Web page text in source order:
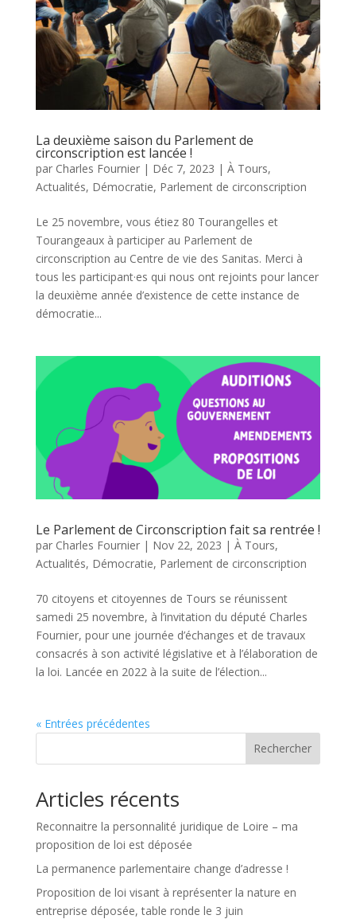
La deuxième saison du Parlement de
circonscription est lancée !
par Charles Fournier| Déc 7, 2023 | À Tours,
Actualités, Démocratie, Parlement de circonscription
Le 25 novembre, vous étiez 80 Tourangelles et
Tourangeaux à participer au Parlement de
circonscription au Centre de vie des Sanitas. Merci à
tous les participant·es qui nous ont rejoints pour lancer
la deuxième année d’existence de cette instance de
démocratie...
Le Parlement de Circonscription fait sa rentrée !
par Charles Fournier| Nov 22, 2023 | À Tours,
Actualités, Démocratie, Parlement de circonscription
70 citoyens et citoyennes de Tours se réunissent
samedi 25 novembre, à l’invitation du député Charles
Fournier, pour une journée d’échanges et de travaux
consacrés à son activité législative et à l’élaboration de
la loi. Lancée en 2022 à la suite de l’élection...
« Entrées précédentes
Rechercher
Articles récents
Reconnaitre la personnalité juridique de Loire – ma
proposition de loi est déposée
La permanence parlementaire change d’adresse !
Proposition de loi visant à représenter la nature en
entreprise déposée, table ronde le 3 juin